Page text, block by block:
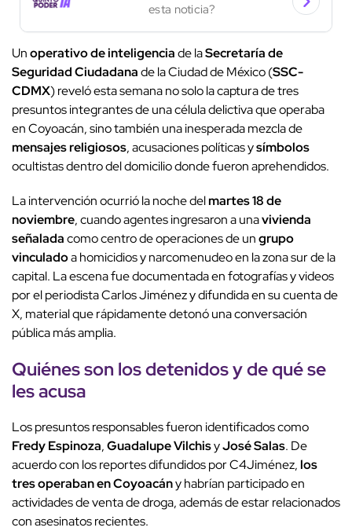
esta noticia?
Unoperativo de inteligenciade laSecretaría de
Seguridad Ciudadanade la Ciudad de México (SSC-
CDMX) reveló esta semana no solo la captura de tres
presuntos integrantes de una célula delictiva que operaba
en Coyoacán, sino también una inesperada mezcla de
mensajes religiosos, acusaciones políticas ysímbolos
ocultistas dentro del domicilio donde fueron aprehendidos.
La intervención ocurrió la noche delmartes 18 de
noviembre, cuando agentes ingresaron a unavivienda
señaladacomo centro de operaciones de ungrupo
vinculadoa homicidios y narcomenudeo en la zona sur de la
capital. La escena fue documentada en fotografías y videos
por el periodista Carlos Jiménez y difundida en su cuenta de
X, material que rápidamente detonó una conversación
pública más amplia.
Quiénes son los detenidos y de qué se
les acusa
Los presuntos responsables fueron identificados como
Fredy Espinoza,Guadalupe VilchisyJosé Salas. De
acuerdo con los reportes difundidos por C4Jiménez,los
tres operaban en Coyoacány habrían participado en
actividades de venta de droga, además de estar relacionados
con asesinatos recientes.